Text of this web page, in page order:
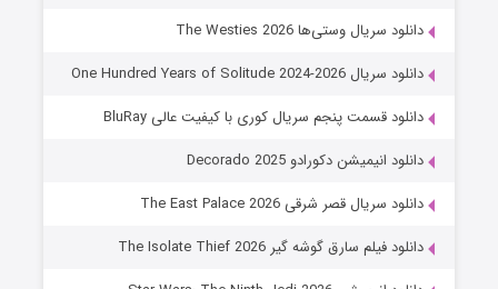
خاندان اژدها فصل ۳
قسمت۶ (زیرنویس) منتشر شد
دانلود سریال وستی‌ها The Westies 2026
دانلود سریال One Hundred Years of Solitude 2024-2026
دانلود قسمت پنجم سریال کوری با کیفیت عالی BluRay
دانلود انیمیشن دکورادو Decorado 2025
دانلود سریال قصر شرقی The East Palace 2026
دانلود فیلم سارق گوشه گیر The Isolate Thief 2026